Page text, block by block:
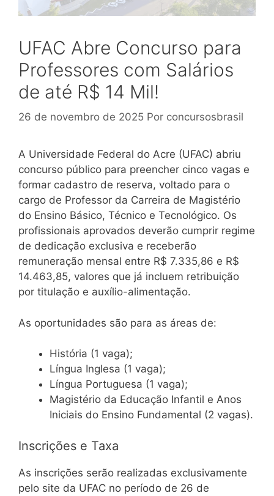
UFAC Abre Concurso para
Professores com Salários
de até R$ 14 Mil!
26 de novembro de 2025 Por concursosbrasil
A Universidade Federal do Acre (UFAC) abriu
concurso público para preencher cinco vagas e
formar cadastro de reserva, voltado para o
cargo de Professor da Carreira de Magistério
do Ensino Básico, Técnico e Tecnológico. Os
profissionais aprovados deverão cumprir regime
de dedicação exclusiva e receberão
remuneração mensal entre R$ 7.335,86 e R$
14.463,85, valores que já incluem retribuição
por titulação e auxílio-alimentação.
As oportunidades são para as áreas de:
História (1 vaga);
Língua Inglesa (1 vaga);
Língua Portuguesa (1 vaga);
Magistério da Educação Infantil e Anos
Iniciais do Ensino Fundamental (2 vagas).
Inscrições e Taxa
As inscrições serão realizadas exclusivamente
pelo site da UFAC no período de 26 de